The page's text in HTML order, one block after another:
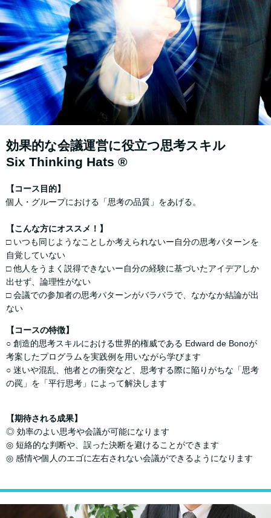
効果的な会議運営に役⽴つ思考スキル
Six Thinking Hats ®
【コース⽬的】
個⼈・グループにおける「思考の品質」をあげる。
【こんな方にオススメ！】
□ いつも同じようなことしか考えられないー自分の思考パターンを
自覚していない
□ 他人をうまく説得できないー自分の経験に基づいたアイデアしか
出せず、論理性がない
□ 会議での参加者の思考パターンがバラバラで、なかなか結論が出
ない
【コースの特徴】
○ 創造的思考スキルにおける世界的権威である Edward de Bonoが
考案したプログラムを実践例を用いながら学びます
○ 迷いや混乱、他者との衝突など、思考する際に陥りがちな「思考
の罠」を「平行思考」によって解決します
【期待される成果】
◎ 効率のよい思考や会議が可能になります
◎ 短絡的な判断や、誤った決断を避けることができます
◎ 感情や個⼈のエゴに左右されない会議ができるようになります